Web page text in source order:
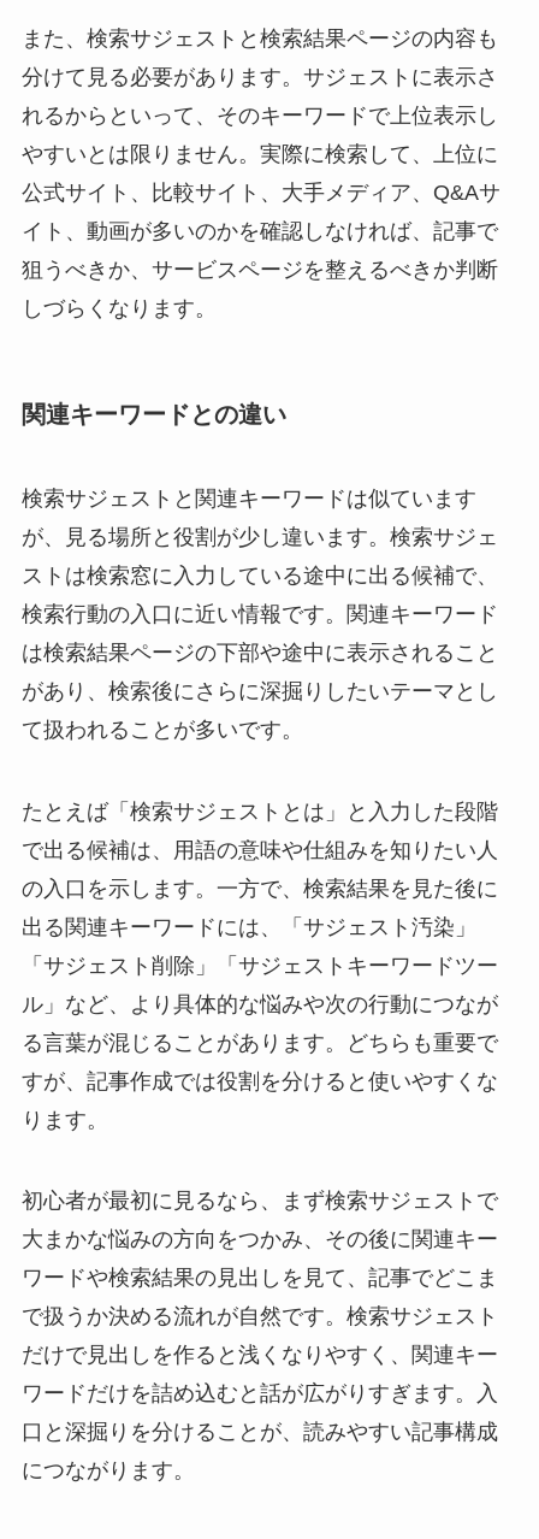
また、検索サジェストと検索結果ページの内容も
分けて見る必要があります。サジェストに表示さ
れるからといって、そのキーワードで上位表示し
やすいとは限りません。実際に検索して、上位に
公式サイト、比較サイト、大手メディア、Q&Aサ
イト、動画が多いのかを確認しなければ、記事で
狙うべきか、サービスページを整えるべきか判断
しづらくなります。
関連キーワードとの違い
検索サジェストと関連キーワードは似ています
が、見る場所と役割が少し違います。検索サジェ
ストは検索窓に入力している途中に出る候補で、
検索行動の入口に近い情報です。関連キーワード
は検索結果ページの下部や途中に表示されること
があり、検索後にさらに深掘りしたいテーマとし
て扱われることが多いです。
たとえば「検索サジェストとは」と入力した段階
で出る候補は、用語の意味や仕組みを知りたい人
の入口を示します。一方で、検索結果を見た後に
出る関連キーワードには、「サジェスト汚染」
「サジェスト削除」「サジェストキーワードツー
ル」など、より具体的な悩みや次の行動につなが
る言葉が混じることがあります。どちらも重要で
すが、記事作成では役割を分けると使いやすくな
ります。
初心者が最初に見るなら、まず検索サジェストで
大まかな悩みの方向をつかみ、その後に関連キー
ワードや検索結果の見出しを見て、記事でどこま
で扱うか決める流れが自然です。検索サジェスト
だけで見出しを作ると浅くなりやすく、関連キー
ワードだけを詰め込むと話が広がりすぎます。入
口と深掘りを分けることが、読みやすい記事構成
につながります。